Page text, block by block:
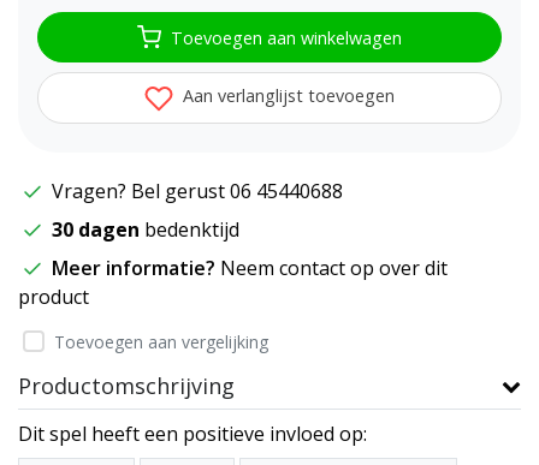
Toevoegen aan winkelwagen
Aan verlanglijst toevoegen
Vragen? Bel gerust 06 45440688
30 dagen bedenktijd
Meer informatie? Neem contact op over dit
product
Toevoegen aan vergelijking
Productomschrijving
Dit spel heeft een positieve invloed op: